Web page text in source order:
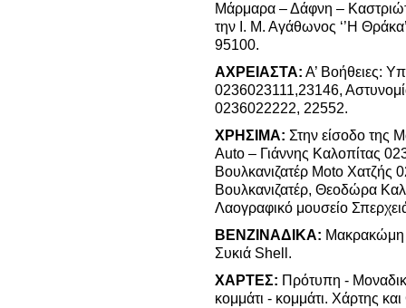
Μάρμαρα – Δάφνη –
την Ι. Μ. Αγάθωνος ‘’Η
95100.
ΑΧΡΕΙΑΣΤΑ: Α’ Βοήθειες:
0236023111,23146,
0236022222, 22552.
ΧΡΗΣΙΜΑ: Στην είσοδο της
Auto – Γιάννης Καλοπίτας
Βουλκανιζατέρ Moto Χατζής
Βουλκανιζατέρ, Θεοδώρα
Λαογραφικό μουσείο
ΒΕΝΖΙΝΑΔΙΚΑ: Μακρακώμη
Συκιά Shell.
ΧΑΡΤΕΣ: Πρότυπη -
κομμάτι - κομμάτι. Χάρτης